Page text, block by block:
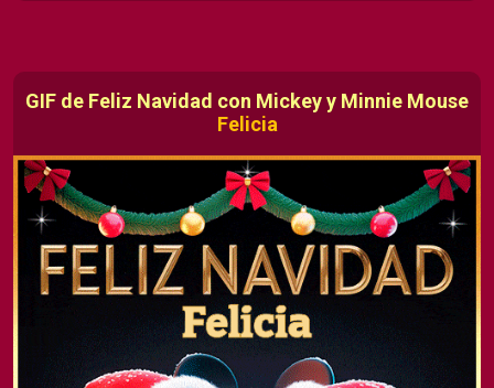
GIF de Feliz Navidad con Mickey y Minnie Mouse
Felicia